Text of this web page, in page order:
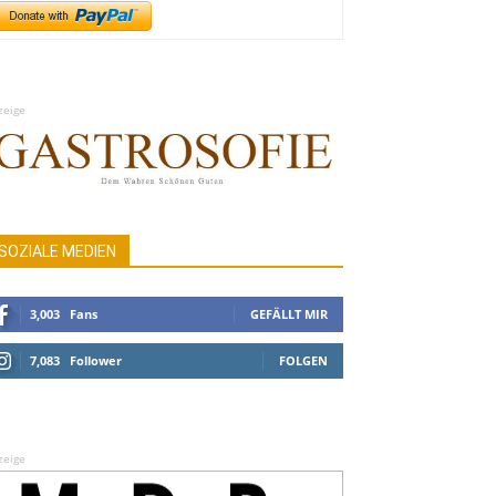
MEDIEN
3,003 Fans GEFÄLLT MIR
7,083 Follower FOLGEN